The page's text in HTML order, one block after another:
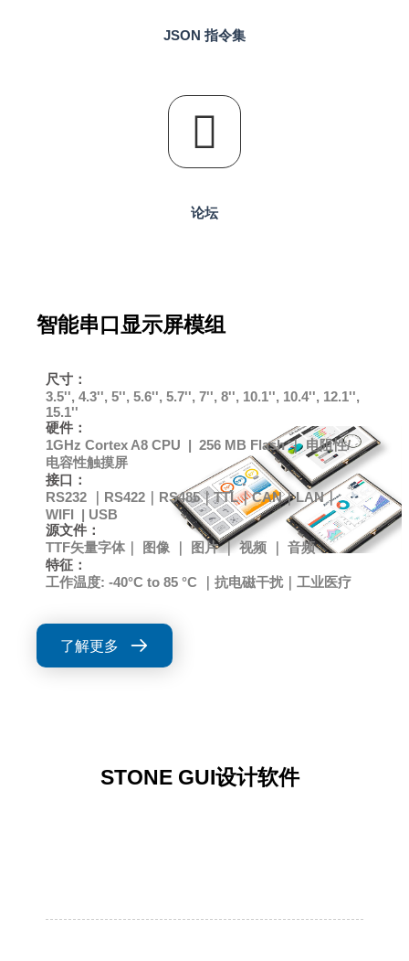
JSON 指令集
论坛
智能串口显示屏模组
尺寸：
3.5'', 4.3'', 5'', 5.6'', 5.7'', 7'', 8'', 10.1'', 10.4'', 12.1'',
15.1''
硬件：
1GHz Cortex A8 CPU | 256 MB Flash ｜ 电阻性/
电容性触摸屏
接口：
RS232 ｜RS422｜RS485｜TTL｜CAN｜LAN｜
WIFI | USB
源文件：
TTF矢量字体｜ 图像 ｜ 图片 ｜ 视频 ｜ 音频
特征：
工作温度: -40°C to 85 °C ｜抗电磁干扰｜工业医疗
了解更多
STONE GUI设计软件